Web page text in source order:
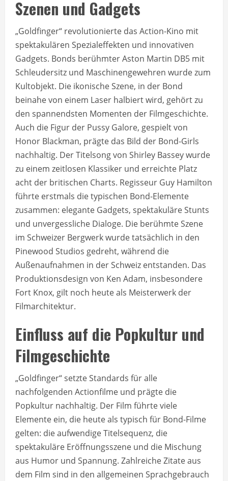
Szenen und Gadgets
„Goldfinger“ revolutionierte das Action-Kino mit
spektakulären Spezialeffekten und innovativen
Gadgets. Bonds berühmter Aston Martin DB5 mit
Schleudersitz und Maschinengewehren wurde zum
Kultobjekt. Die ikonische Szene, in der Bond
beinahe von einem Laser halbiert wird, gehört zu
den spannendsten Momenten der Filmgeschichte.
Auch die Figur der Pussy Galore, gespielt von
Honor Blackman, prägte das Bild der Bond-Girls
nachhaltig. Der Titelsong von Shirley Bassey wurde
zu einem zeitlosen Klassiker und erreichte Platz
acht der britischen Charts. Regisseur Guy Hamilton
führte erstmals die typischen Bond-Elemente
zusammen: elegante Gadgets, spektakuläre Stunts
und unvergessliche Dialoge. Die berühmte Szene
im Schweizer Bergwerk wurde tatsächlich in den
Pinewood Studios gedreht, während die
Außenaufnahmen in der Schweiz entstanden. Das
Produktionsdesign von Ken Adam, insbesondere
Fort Knox, gilt noch heute als Meisterwerk der
Filmarchitektur.
Einfluss auf die Popkultur und
Filmgeschichte
„Goldfinger“ setzte Standards für alle
nachfolgenden Actionfilme und prägte die
Popkultur nachhaltig. Der Film führte viele
Elemente ein, die heute als typisch für Bond-Filme
gelten: die aufwendige Titelsequenz, die
spektakuläre Eröffnungsszene und die Mischung
aus Humor und Spannung. Zahlreiche Zitate aus
dem Film sind in den allgemeinen Sprachgebrauch